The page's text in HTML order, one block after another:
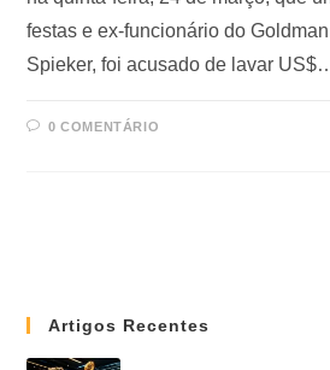
festas e ex-funcionário do
Spieker, foi acusado de lavar
0 COMENTÁRIO
Artigos Recentes